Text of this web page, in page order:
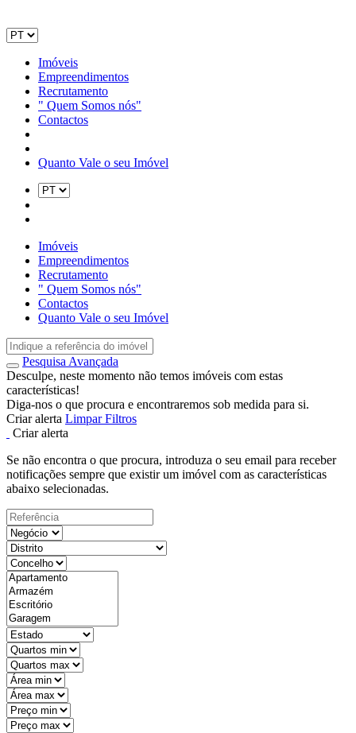
Imóveis
Empreendimentos
Recrutamento
" Quem Somos nós"
Contactos
Quanto Vale o seu Imóvel
Imóveis
Empreendimentos
Recrutamento
" Quem Somos nós"
Contactos
Quanto Vale o seu Imóvel
Pesquisa Avançada
Desculpe, neste momento não temos imóveis com estas
características!
Diga-nos o que procura e encontraremos sob medida para si.
Criar alerta Limpar Filtros
Criar alerta
Se não encontra o que procura, introduza o seu email para receber
notificações sempre que existir um imóvel com as características
abaixo selecionadas.